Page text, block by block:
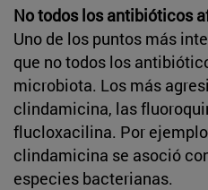
No todos los antibióticos
Uno de los puntos más
que no todos los
microbiota. Los más
clindamicina, las
flucloxacilina. Por
clindamicina se asoció
especies bacterianas.